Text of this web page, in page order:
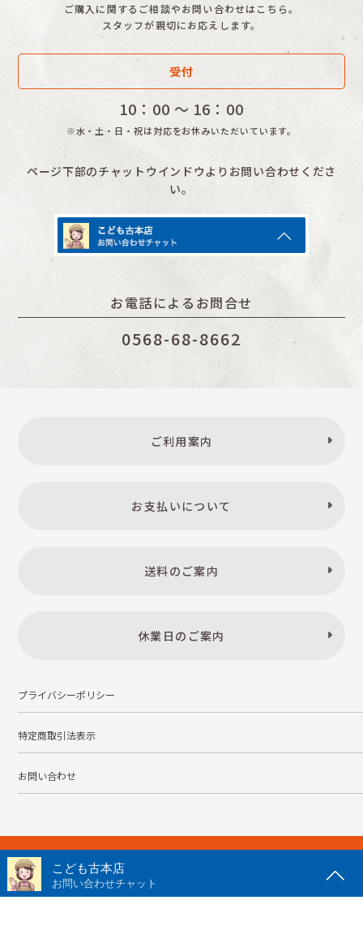
ご購入に関するご相談やお問い合わせはこちら。
スタッフが親切にお応えします。
受付
10：00 〜 16：00
※水・土・日・祝は対応をお休みいただいています。
ページ下部のチャットウインドウよりお問い合わせくださ
い。
お電話によるお問合せ
0568-68-8662
ご利用案内
お支払いについて
送料のご案内
休業日のご案内
プライバシーポリシー
特定商取引法表示
お問い合わせ
© Kodomofuruhonten. all rights reserved.